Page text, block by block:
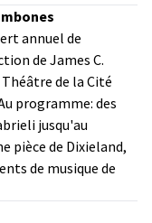
annuel de
de James C.
Théâtre de la Cité
programme: des
jusqu'au
pièce de Dixieland,
de musique de